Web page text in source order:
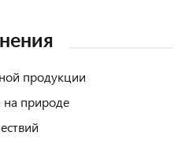
продукции
на природе